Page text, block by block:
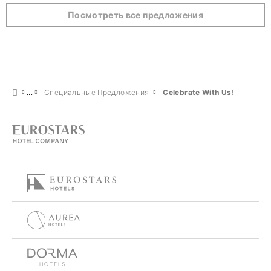
Посмотреть все предложения
Специальные Предложения Celebrate With Us!